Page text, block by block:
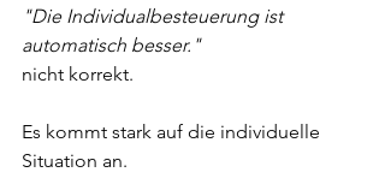
"Die Individualbesteuerung ist
automatisch besser."
nicht korrekt.
Es kommt stark auf die individuelle
Situation an.